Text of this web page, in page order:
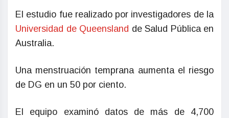
El estudio fue realizado por investigadores de la
Universidad de Queensland de Salud Pública en
Australia.
Una menstruación temprana aumenta el riesgo
de DG en un 50 por ciento.
El equipo examinó datos de más de 4,700